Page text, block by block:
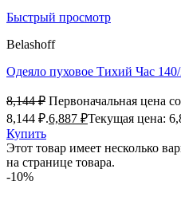
Быстрый просмотр
Belashoff
Одеяло пуховое Тихий Час
8,144₽ Первоначальная цена
8,144 ₽.6,887 ₽Текущая цена:
Купить
Этот товар имеет несколько
на странице товара.
-10%